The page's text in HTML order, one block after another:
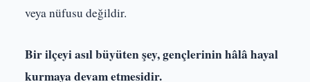
veya nüfusu değildir.
Bir ilçeyi asıl büyüten şey, gençlerinin hâlâ hayal
kurmaya devam etmesidir.